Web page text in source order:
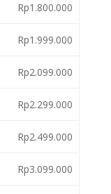
Rp1.800.000
Rp1.999.000
Rp2.099.000
Rp2.299.000
Rp2.499.000
Rp3.099.000